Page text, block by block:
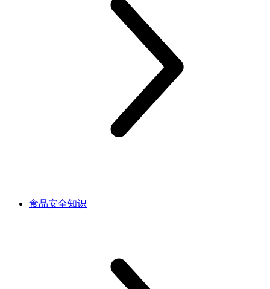
食品安全知识